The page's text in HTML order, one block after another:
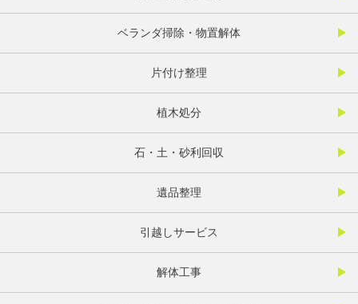
ベランダ掃除・物置解体
片付け整理
植木処分
石・土・砂利回収
遺品整理
引越しサービス
解体工事